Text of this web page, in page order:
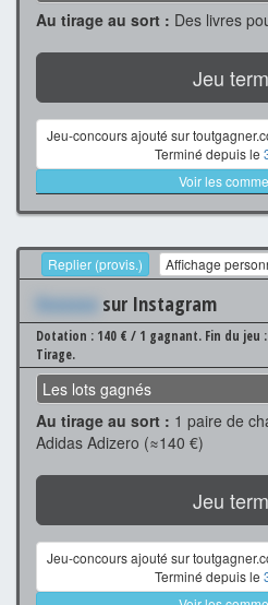
Au tirage au sort : Des livres
Jeu
Jeu-concours ajouté sur
Terminé depuis le
Voir les
Replier (provis.) Affichage
Xxxxxxx sur Instagram
Dotation : 140 € / 1 gagnant. Fin du jeu
Tirage.
Les lots gagnés
Au tirage au sort : 1 paire de
Adidas Adizero (≈140 €)
Jeu
Jeu-concours ajouté sur
Terminé depuis le